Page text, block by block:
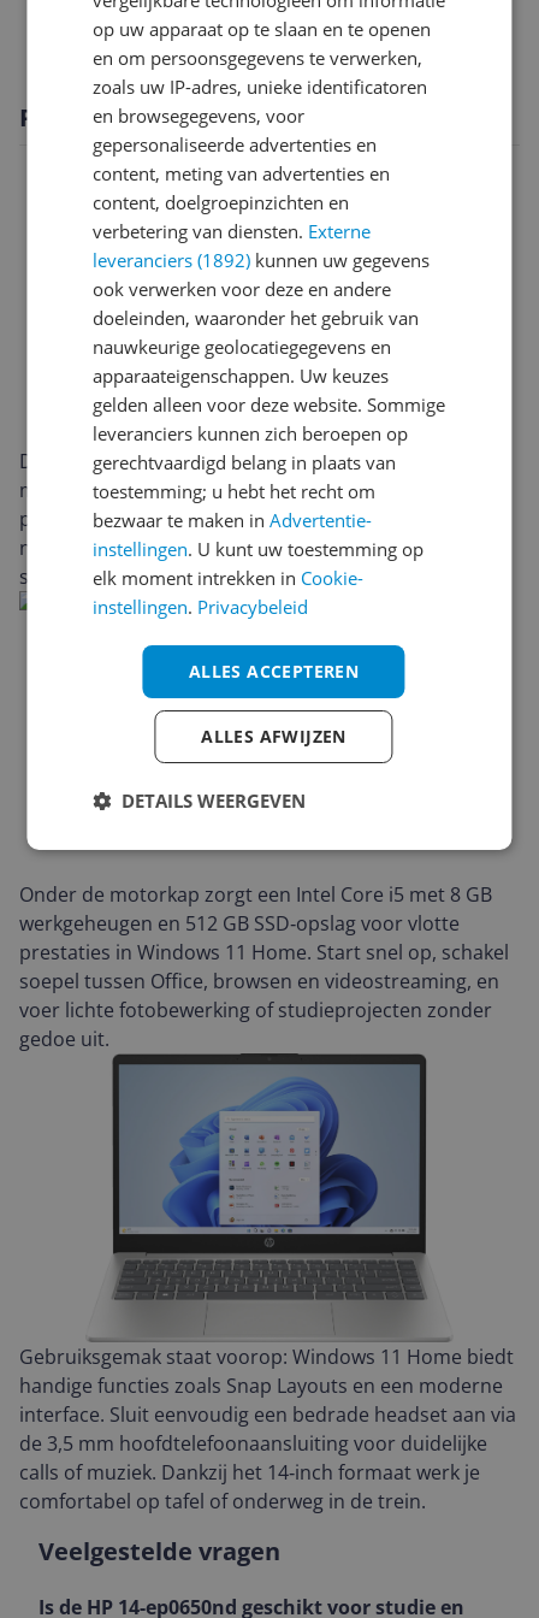
Specificaties
Productomschrijving
De HP 14-ep0650nd combineert een 14-inch formaat
met een licht gewicht van 1,41 kg. Dat maakt ’m een
prettige everyday‑laptop voor onderweg en thuis. Het
niet‑aanraakscherm helpt je gefocust werken en de
strakke, compacte behuizing past moeiteloos in je tas.
Onder de motorkap zorgt een Intel Core i5 met 8 GB
werkgeheugen en 512 GB SSD‑opslag voor vlotte
prestaties in Windows 11 Home. Start snel op, schakel
soepel tussen Office, browsen en videostreaming, en
voer lichte fotobewerking of studieprojecten zonder
gedoe uit.
Gebruiksgemak staat voorop: Windows 11 Home biedt
handige functies zoals Snap Layouts en een moderne
interface. Sluit eenvoudig een bedrade headset aan via
de 3,5 mm hoofdtelefoonaansluiting voor duidelijke
calls of muziek. Dankzij het 14‑inch formaat werk je
comfortabel op tafel of onderweg in de trein.
Veelgestelde vragen
Is de HP 14-ep0650nd geschikt voor studie en
op uw apparaat op te slaan en te openen
en om persoonsgegevens te verwerken,
zoals uw IP-adres, unieke identificatoren
en browsegegevens, voor
gepersonaliseerde advertenties en
content, meting van advertenties en
content, doelgroepinzichten en
verbetering van diensten. Externe
leveranciers (1892) kunnen uw gegevens
ook verwerken voor deze en andere
doeleinden, waaronder het gebruik van
nauwkeurige geolocatiegegevens en
apparaateigenschappen. Uw keuzes
gelden alleen voor deze website. Sommige
leveranciers kunnen zich beroepen op
gerechtvaardigd belang in plaats van
toestemming; u hebt het recht om
bezwaar te maken inAdvertentie-
instellingen. U kunt uw toestemming op
elk moment intrekken in Cookie-
instellingen. Privacybeleid
ALLES ACCEPTEREN
ALLES AFWIJZEN
DETAILS WEERGEVEN